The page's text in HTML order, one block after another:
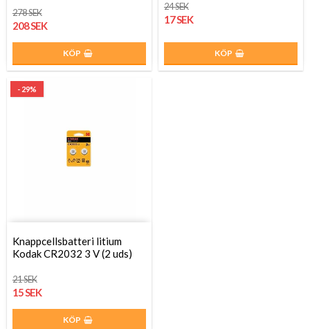
278 SEK
208 SEK
KÖP
24 SEK
17 SEK
KÖP
- 29%
Knappcellsbatteri litium
Kodak CR2032 3 V (2 uds)
21 SEK
15 SEK
KÖP